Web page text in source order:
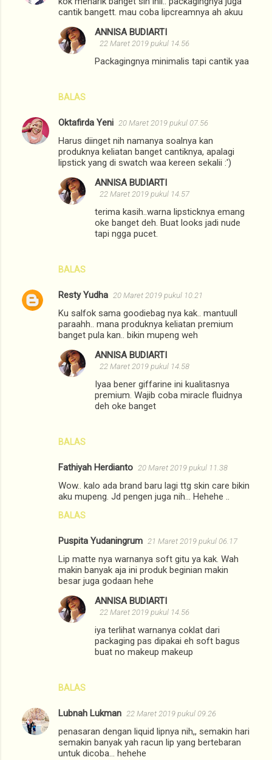
cantik bangett. mau coba lipcreamnya ah akuu
BALAS
ANNISA BUDIARTI
22 Maret 2019 pukul 14.56
Packagingnya minimalis tapi cantik yaa
Oktafirda Yeni 20 Maret 2019 pukul 07.56
Harus diinget nih namanya soalnya kan
produknya keliatan banget cantiknya, apalagi
lipstick yang di swatch waa kereen sekalii :')
BALAS
ANNISA BUDIARTI
22 Maret 2019 pukul 14.57
terima kasih..warna lipsticknya emang
oke banget deh. Buat looks jadi nude
tapi ngga pucet.
Resty Yudha 20 Maret 2019 pukul 10.21
Ku salfok sama goodiebag nya kak.. mantuull
paraahh.. mana produknya keliatan premium
banget pula kan.. bikin mupeng weh
BALAS
ANNISA BUDIARTI
22 Maret 2019 pukul 14.58
Iyaa bener giffarine ini kualitasnya
premium. Wajib coba miracle fluidnya
deh oke banget
Fathiyah Herdianto 20 Maret 2019 pukul 11.38
Wow.. kalo ada brand baru lagi ttg skin care bikin
aku mupeng. Jd pengen juga nih... Hehehe ..
BALAS
Puspita Yudaningrum 21 Maret 2019 pukul 06.17
Lip matte nya warnanya soft gitu ya kak. Wah
makin banyak aja ini produk beginian makin
besar juga godaan hehe
BALAS
ANNISA BUDIARTI
22 Maret 2019 pukul 14.56
iya terlihat warnanya coklat dari
packaging pas dipakai eh soft bagus
buat no makeup makeup
Lubnah Lukman 22 Maret 2019 pukul 09.26
penasaran dengan liquid lipnya nih,, semakin hari
semakin banyak yah racun lip yang bertebaran
untuk dicoba... hehehe